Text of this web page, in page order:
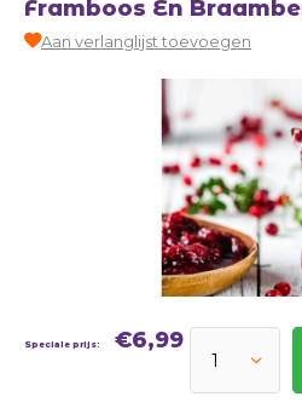
Framboos En
Aan verlanglijst toevoegen
Speciale prijs: €6,99